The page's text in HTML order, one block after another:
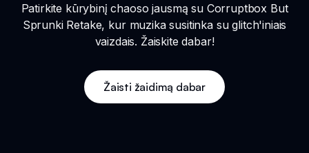
Patirkite kūrybinį chaoso jausmą su Corruptbox But
Sprunki Retake, kur muzika susitinka su glitch'iniais
vaizdais. Žaiskite dabar!
Žaisti žaidimą dabar